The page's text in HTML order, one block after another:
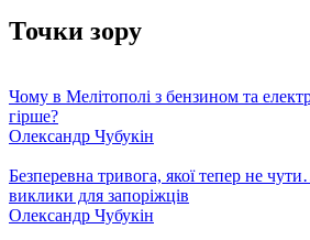
Точки зору
Чому в Мелітополі з бензином та
гірше?
Олександр Чубукін
Безперевна тривога, якої тепер не
виклики для запоріжців
Олександр Чубукін